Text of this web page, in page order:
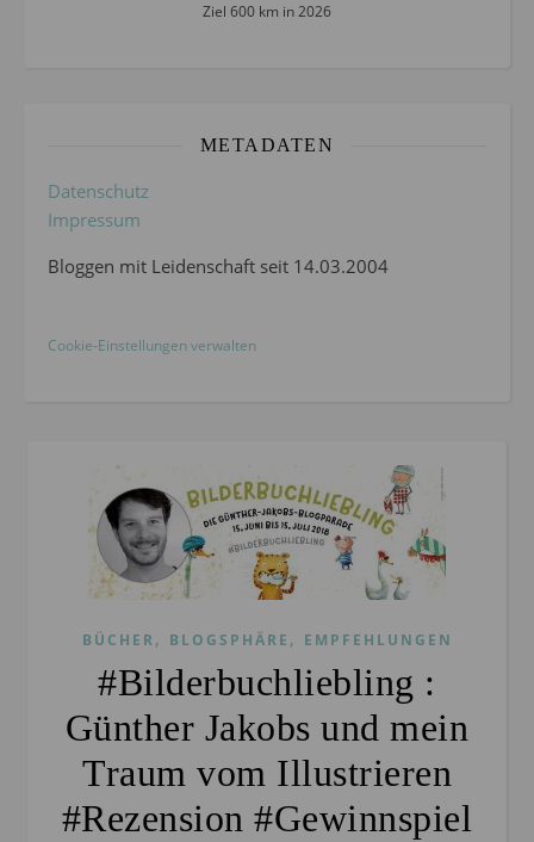
Ziel 600 km in 2026
METADATEN
Datenschutz
Impressum
Bloggen mit Leidenschaft seit 14.03.2004
Cookie-Einstellungen verwalten
BÜCHER, BLOGSPHÄRE , EMPFEHLUNGEN
#Bilderbuchliebling :
Günther Jakobs und mein
Traum vom Illustrieren
#Rezension #Gewinnspiel